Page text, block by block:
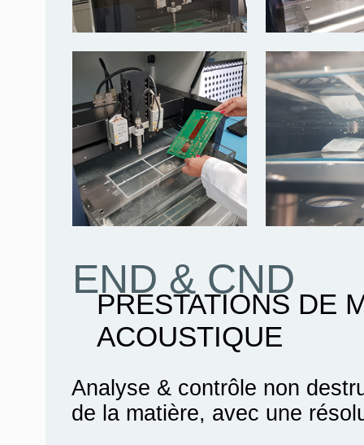
Analyse & contrôle non
de la matière, avec une
END & CND
PRESTATIONS DE
ACOUSTIQUE